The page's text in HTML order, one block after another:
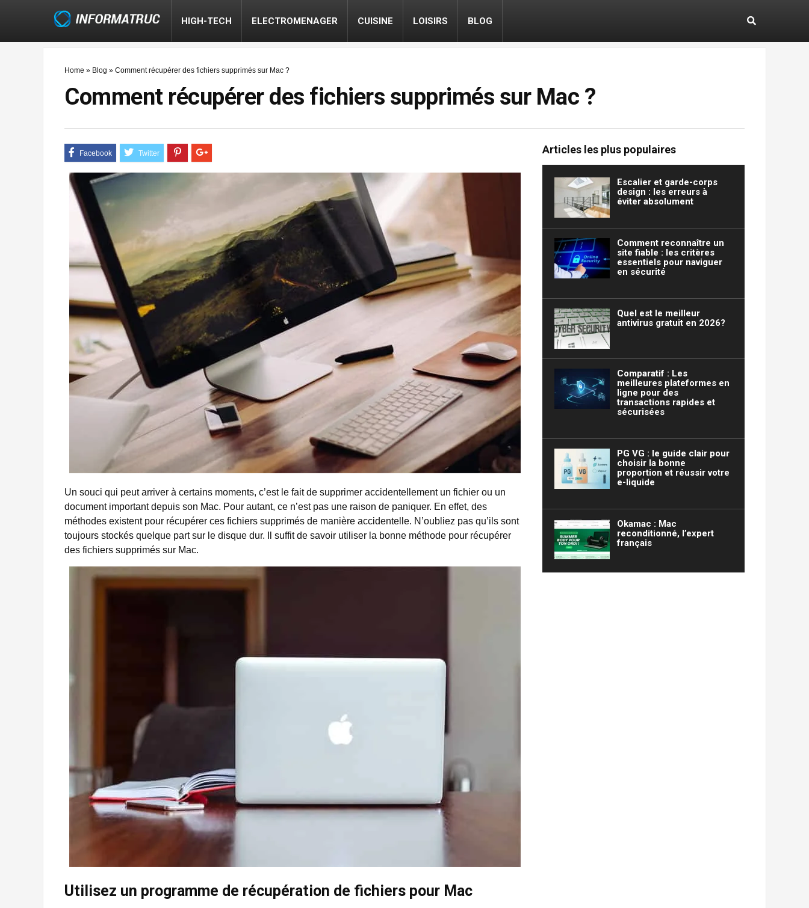
HIGH-TECH ELECTROMENAGER CUISINE LOISIRS BLOG
Home » Blog » Comment récupérer des fichiers supprimés sur Mac ?
Comment récupérer des fichiers supprimés sur Mac ?
Un souci qui peut arriver à certains moments, c’est le fait de supprimer accidentellement un fichier ou un
document important depuis son Mac. Pour autant, ce n’est pas une raison de paniquer. En effet, des
méthodes existent pour récupérer ces fichiers supprimés de manière accidentelle. N’oubliez pas qu’ils sont
toujours stockés quelque part sur le disque dur. Il suffit de savoir utiliser la bonne méthode pour récupérer
des fichiers supprimés sur Mac.
Utilisez un programme de récupération de fichiers pour Mac
Articles les plus populaires
Escalier et garde-corps
design : les erreurs à
éviter absolument
Comment reconnaître un
site fiable : les critères
essentiels pour naviguer
en sécurité
Quel est le meilleur
antivirus gratuit en 2026?
Comparatif : Les
meilleures plateformes en
ligne pour des
transactions rapides et
sécurisées
PG VG : le guide clair pour
choisir la bonne
proportion et réussir votre
e-liquide
Okamac : Mac
reconditionné, l’expert
français